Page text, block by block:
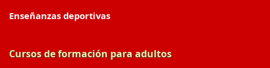
Enseñanzas deportivas
Cursos de formación para adultos